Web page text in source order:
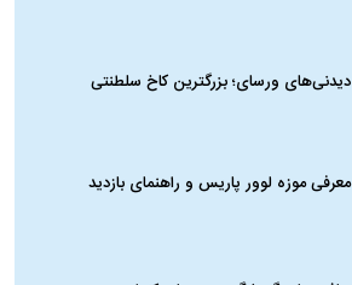
دیدنی‌های ورسای؛ بزرگترین کاخ سلطنتی
معرفی موزه لوور پاریس و راهنمای بازدید